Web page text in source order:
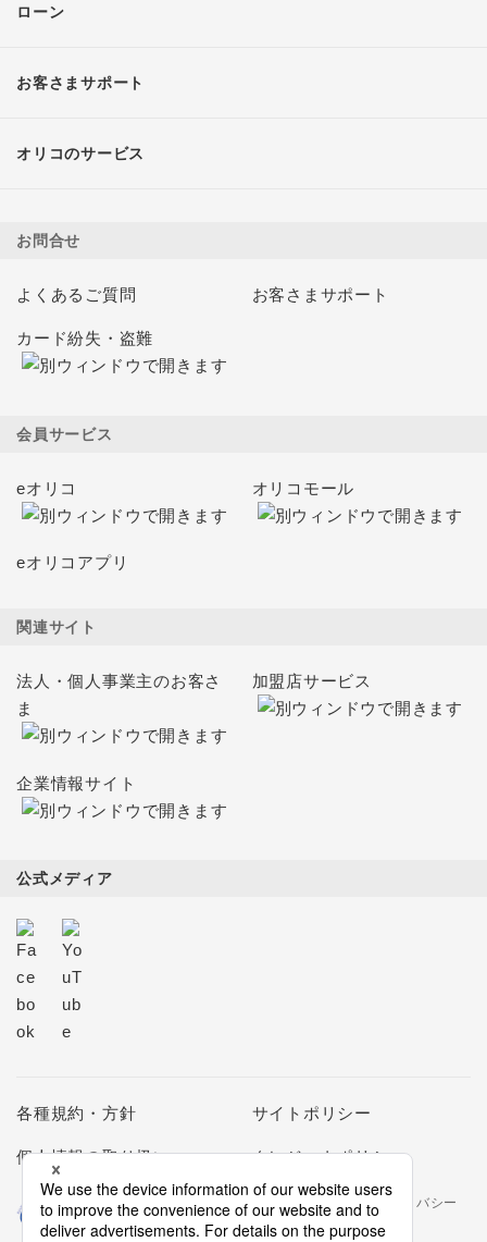
ローン
お客さまサポート
オリコのサービス
お問合せ
よくあるご質問 お客さまサポート
カード紛失・盗難
会員サービス
eオリコ オリコモール
eオリコアプリ
関連サイト
法人・個人事業主のお客さ
ま
加盟店サービス
企業情報サイト
公式メディア
各種規約・方針 サイトポリシー
個人情報の取り扱い クレジットポリシー
当社は個人情報の取扱いを適切に行う企業としてプライバシー
マークの使用を認められた認定業者です。